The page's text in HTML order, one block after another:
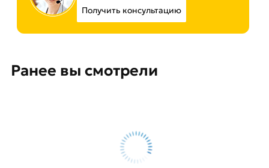
Получить консультацию
Ранее вы смотрели